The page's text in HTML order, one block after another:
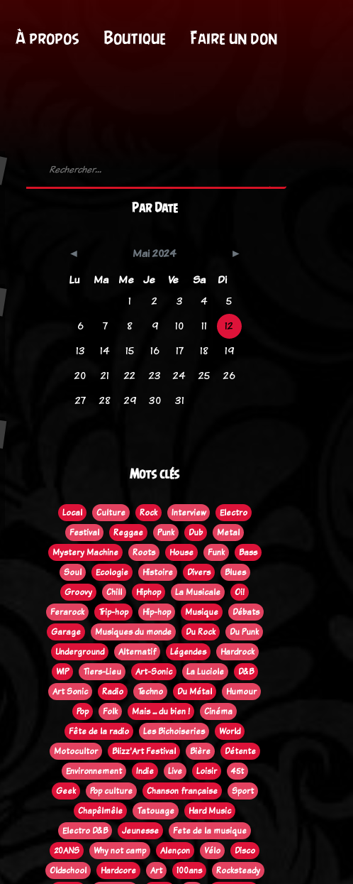
À propos Boutique Faire un don
Par Date
Mai 2024
Lu
Ma Me Je Ve Sa
Di
1
2 3 4
5
6
7 8 9 10 11
12
13
14 15 16 17 18
19
20
21 22 23 24 25
26
27
28 29 30 31
Mots clés
Local Culture Rock Interview
Electro
Festival
Reggae Punk Dub
Metal
Mystery Machine
Roots House Funk
Bass
Soul
Ecologie Histoire Divers
Blues
Groovy
Chill Hiphop La Musicale
Oi!
Ferarock
Trip-hop Hip-hop Musique
Débats
Garage
Musiques du monde Du Rock
Du Punk
Underground
Alternatif Légendes
Hardrock
WIP
Tiers-Lieu Art-Sonic La Luciole
D&B
Art Sonic
Radio Techno Du Métal
Humour
Pop
Folk Mais ... du bien !
Cinéma
Fête de la radio
Les Bichoiseries
World
Motocultor
Blizz'Art Festival Bière
Détente
Environnement
Indie Live Loisir
45t
Geek
Pop culture Chanson française
Sport
Chapêlmêle
Tatouage
Hard Music
Electro D&B
Jeunesse
Fete de la musique
20ANS
Why not camp Alençon Vélo
Disco
Oldschool
Hardcore Art 100ans
Rocksteady